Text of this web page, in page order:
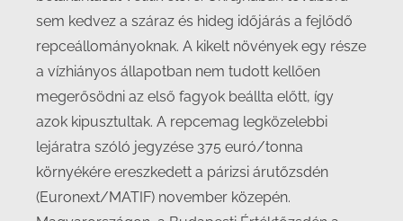
sem kedvez a száraz és hideg időjárás a fejlődő
repceállományoknak. A kikelt növények egy része
a vízhiányos állapotban nem tudott kellően
megerősödni az első fagyok beállta előtt, így
azok kipusztultak. A repcemag legközelebbi
lejáratra szóló jegyzése 375 euró/tonna
környékére ereszkedett a párizsi árutőzsdén
(Euronext/MATIF) november közepén.